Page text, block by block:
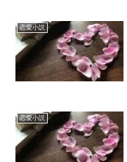
恋愛小説
恋愛小説